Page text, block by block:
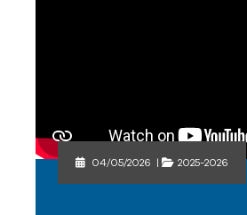
04/05/2026 | 2025-2026